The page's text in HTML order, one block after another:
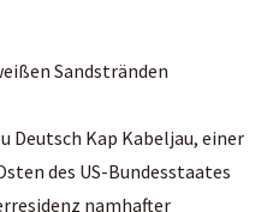
Sandstränden
Deutsch Kap Kabeljau, einer
des US-Bundesstaates
namhafter